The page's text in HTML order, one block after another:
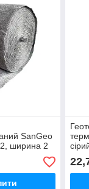
SanGeo
ширина 2
м